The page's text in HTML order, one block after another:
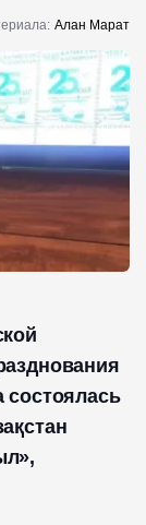
Алан Марат
состоялась